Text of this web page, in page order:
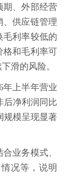
期、外部经营
、供应链管理
毛利率较低的
格和毛利率可
滑的风险。
年上半年营业
后净利润同比
规模呈现显著
业务模式、
况等，说明